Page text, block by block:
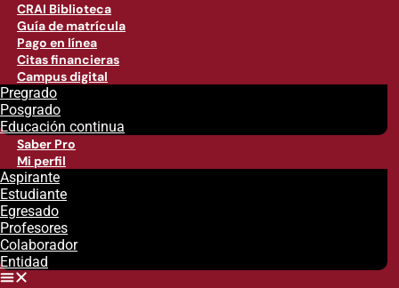
CRAI Biblioteca
Guía de matrícula
Pago en línea
Citas financieras
Campus digital
Pregrado
Posgrado
Educación continua
Saber Pro
Mi perfil
Aspirante
Estudiante
Egresado
Profesores
Colaborador
Entidad